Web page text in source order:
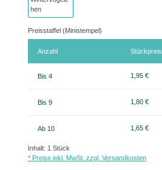
Preisstaffel (Ministempel)
Anzahl Stückpreis
Bis 4 1,95 €
Bis 9 1,80 €
Ab 10 1,65 €
Inhalt: 1 Stück
* Preise inkl. MwSt. zzgl. Versandkosten